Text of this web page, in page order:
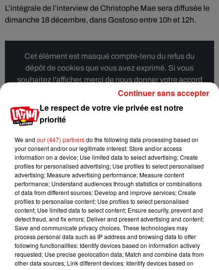
L’intégrale de l’interview de Christophe Mae sera diffusée le
dimanche 18 décembre, dans Gostoso entre 10h et 12h.
Cet élément est masqué compte-tenu du refus du
dépôt de cookies que vous avez exprimé. Si vous
souhaitez l'afficher, merci de nous donner votre accord
en cliquant sur le bouton ci-dessous.
Afficher l'élément
Musique
6 août 2026
Karol G dévoile la tracklist de son nouvel
album… avec des invités...
Le respect de votre vie privée est notre
priorité
We and our (447) partnersdo the following data processing based on
your consent and/or our legitimate interest: Store and/or access
information on a device; Use limited data to select advertising; Create
profiles for personalised advertising; Use profiles to select personalised
advertising; Measure advertising performance; Measure content
performance; Understand audiences through statistics or combinations
of data from different sources; Develop and improve services; Create
profiles to personalise content; Use profiles to select personalised
content; Use limited data to select content; Ensure security, prevent and
detect fraud, and fix errors; Deliver and present advertising and content;
Save and communicate privacy choices. These technologies may
process personal data such as IP address and browsing data to offer
following functionalities: Identify devices based on information actively
requested; Use precise geolocation data; Match and combine data from
other data sources; Link different devices; Identify devices based on
Continuer sans accepter